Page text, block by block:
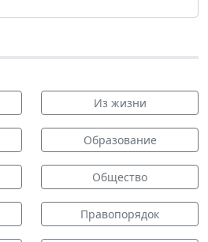
Из жизни
Образование
Общество
Правопорядок